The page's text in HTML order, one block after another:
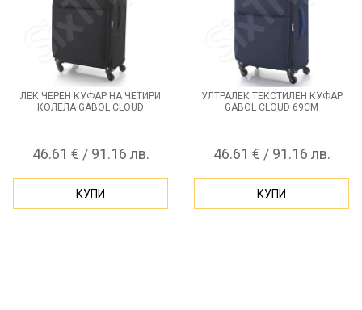
ЛЕК ЧЕРЕН КУФАР НА ЧЕТИРИ
КОЛЕЛА GABOL CLOUD
46.61 € / 91.16 лв.
КУПИ
УЛТРАЛЕК ТЕКСТИЛЕН КУФАР
GABOL CLOUD 69СМ
46.61 € / 91.16 лв.
КУПИ